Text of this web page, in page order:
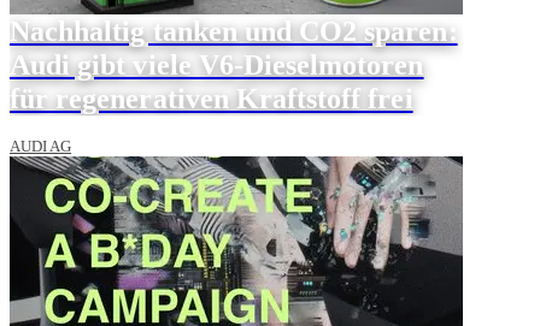
Nachhaltig tanken und CO2 sparen:
Audi gibt viele V6-Dieselmotoren
für regenerativen Kraftstoff frei
AUDI AG